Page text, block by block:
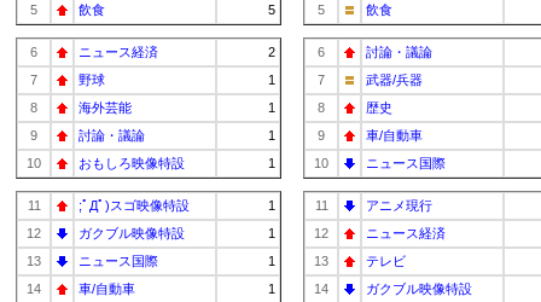
5
飲食 5
6 ニュース経済
2
7
野球
1
8
海外芸能
1
9
討論・議論
1
10
おもしろ映像特設 1
11 ;ﾟДﾟ)スゴ映像特設
1
12
ガクブル映像特設
1
13
ニュース国際
1
14
車/自動車
1
5
飲食
6
討論・議論
7
武器/兵器
8
歴史
9
車/自動車
10
ニュース国際
11
アニメ現行
12
ニュース経済
13
テレビ
14
ガクブル映像特設